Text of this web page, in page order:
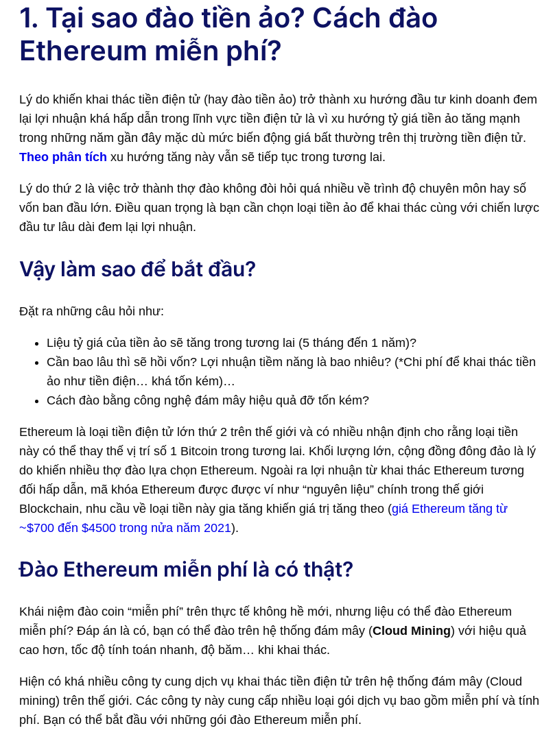
1. Tại sao đào tiền ảo? Cách đào
Ethereum miễn phí?
Lý do khiến khai thác tiền điện tử (hay đào tiền ảo) trở thành xu hướng đầu tư kinh doanh đem
lại lợi nhuận khá hấp dẫn trong lĩnh vực tiền điện tử là vì xu hướng tỷ giá tiền ảo tăng mạnh
trong những năm gần đây mặc dù mức biến động giá bất thường trên thị trường tiền điện tử.
Theo phân tích xu hướng tăng này vẫn sẽ tiếp tục trong tương lai.
Lý do thứ 2 là việc trở thành thợ đào không đòi hỏi quá nhiều về trình độ chuyên môn hay số
vốn ban đầu lớn. Điều quan trọng là bạn cần chọn loại tiền ảo để khai thác cùng với chiến lược
đầu tư lâu dài đem lại lợi nhuận.
Vậy làm sao để bắt đầu?
Đặt ra những câu hỏi như:
Liệu tỷ giá của tiền ảo sẽ tăng trong tương lai (5 tháng đến 1 năm)?
Cần bao lâu thì sẽ hồi vốn? Lợi nhuận tiềm năng là bao nhiêu? (*Chi phí để khai thác tiền
ảo như tiền điện… khá tốn kém)…
Cách đào bằng công nghệ đám mây hiệu quả đỡ tốn kém?
Ethereum là loại tiền điện tử lớn thứ 2 trên thế giới và có nhiều nhận định cho rằng loại tiền
này có thể thay thế vị trí số 1 Bitcoin trong tương lai. Khối lượng lớn, cộng đồng đông đảo là lý
do khiến nhiều thợ đào lựa chọn Ethereum. Ngoài ra lợi nhuận từ khai thác Ethereum tương
đối hấp dẫn, mã khóa Ethereum được được ví như “nguyên liệu” chính trong thế giới
Blockchain, nhu cầu về loại tiền này gia tăng khiến giá trị tăng theo (giá Ethereum tăng từ
~$700 đến $4500 trong nửa năm 2021).
Đào Ethereum miễn phí là có thật?
Khái niệm đào coin “miễn phí” trên thực tế không hề mới, nhưng liệu có thể đào Ethereum
miễn phí? Đáp án là có, bạn có thể đào trên hệ thống đám mây (Cloud Mining) với hiệu quả
cao hơn, tốc độ tính toán nhanh, độ băm… khi khai thác.
Hiện có khá nhiều công ty cung dịch vụ khai thác tiền điện tử trên hệ thống đám mây (Cloud
mining) trên thế giới. Các công ty này cung cấp nhiều loại gói dịch vụ bao gồm miễn phí và tính
phí. Bạn có thể bắt đầu với những gói đào Ethereum miễn phí.